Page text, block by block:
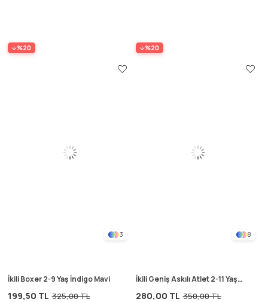
%20 %20
3
İkili Boxer 2-9 Yaş İndigo Mavi
199,50 TL 325,00 TL
8
İkili Geniş Askılı Atlet 2-11 Yaş
280,00 TL 350,00 TL